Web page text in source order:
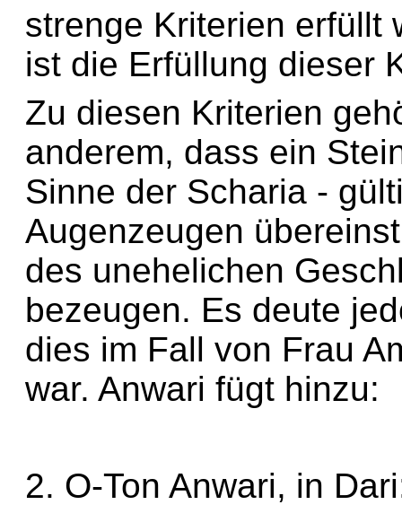
strenge Kriterien erfüllt
ist die Erfüllung dieser
Zu diesen Kriterien
anderem, dass ein
Sinne der Scharia -
Augenzeugen
des unehelichen
bezeugen. Es deute
dies im Fall von Frau
war. Anwari fügt hinzu:
2. O-Ton Anwari, in